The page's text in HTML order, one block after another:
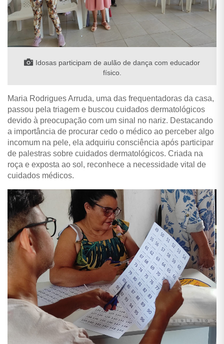
Idosas participam de aulão de dança com educador
físico.
Maria Rodrigues Arruda, uma das frequentadoras da casa,
passou pela triagem e buscou cuidados dermatológicos
devido à preocupação com um sinal no nariz. Destacando
a importância de procurar cedo o médico ao perceber algo
incomum na pele, ela adquiriu consciência após participar
de palestras sobre cuidados dermatológicos. Criada na
roça e exposta ao sol, reconhece a necessidade vital de
cuidados médicos.